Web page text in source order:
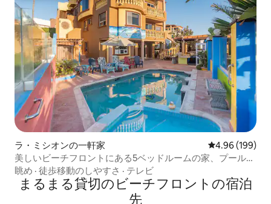
ラ・ミシオンの一軒家 レビュー199
4.96 (199)
美しいビーチフロントにある5ベッドルームの家、プールと
スパ
眺め · 徒歩移動のしやすさ · テレビ
まるまる貸切のビーチフロントの宿泊
先